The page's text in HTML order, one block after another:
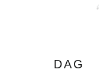
DAG